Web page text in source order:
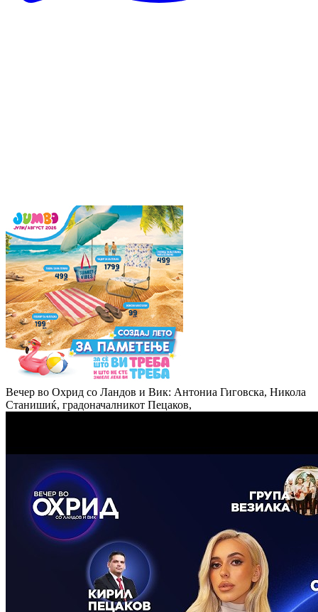
Вечер во Охрид со Ландов и Вик: Антониа Гиговска, Никола
Станишиќ, градоначалникот Пецаков,